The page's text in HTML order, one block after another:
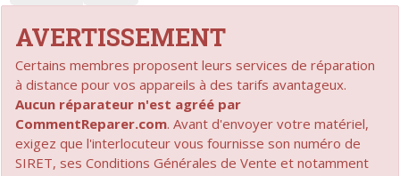
AVERTISSEMENT
Certains membres proposent leurs services de réparation
à distance pour vos appareils à des tarifs avantageux.
Aucun réparateur n'est agréé par
CommentReparer.com. Avant d'envoyer votre matériel,
exigez que l'interlocuteur vous fournisse son numéro de
SIRET, ses Conditions Générales de Vente et notamment